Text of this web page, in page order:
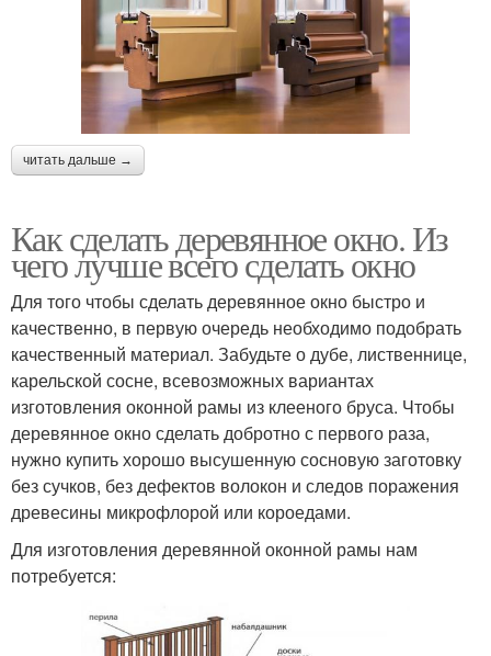
читать дальше →
Как сделать деревянное окно. Из
чего лучше всего сделать окно
Для того чтобы сделать деревянное окно быстро и
качественно, в первую очередь необходимо подобрать
качественный материал. Забудьте о дубе, лиственнице,
карельской сосне, всевозможных вариантах
изготовления оконной рамы из клееного бруса. Чтобы
деревянное окно сделать добротно с первого раза,
нужно купить хорошо высушенную сосновую заготовку
без сучков, без дефектов волокон и следов поражения
древесины микрофлорой или короедами.
Для изготовления деревянной оконной рамы нам
потребуется: